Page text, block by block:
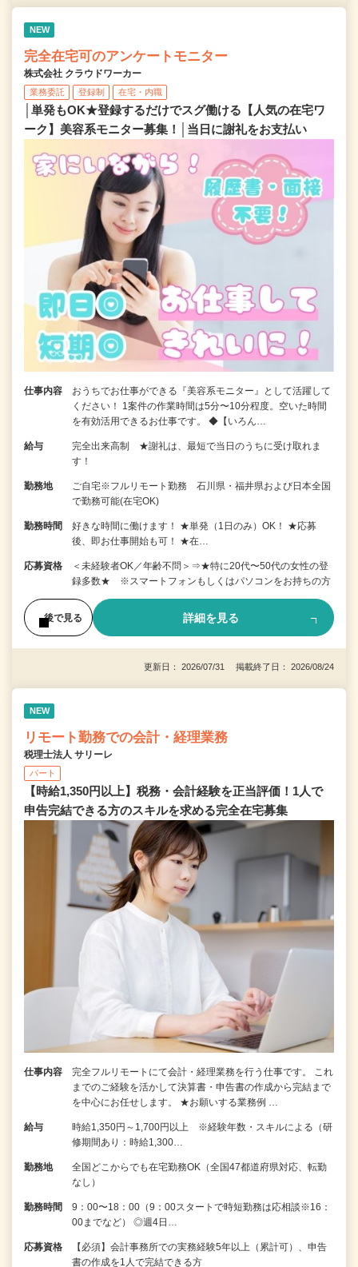
NEW
完全在宅可のアンケートモニター
株式会社 クラウドワーカー
業務委託 登録制 在宅・内職
│単発もOK★登録するだけでスグ働ける【人気の在宅ワ
ーク】美容系モニター募集！│当日に謝礼をお支払い
仕事内容
おうちでお仕事ができる『美容系モニター』として活躍して
ください！ 1案件の作業時間は5分〜10分程度。空いた時間
を有効活用できるお仕事です。 ◆【いろん…
給与
完全出来高制 ★謝礼は、最短で当日のうちに受け取れま
す！
勤務地
ご自宅※フルリモート勤務 石川県・福井県および日本全国
で勤務可能(在宅OK)
勤務時間
好きな時間に働けます！ ★単発（1日のみ）OK！ ★応募
後、即お仕事開始も可！ ★在…
応募資格
＜未経験者OK／年齢不問＞⇒★特に20代〜50代の女性の登
録多数★ ※スマートフォンもしくはパソコンをお持ちの方
後で見る 詳細を見る
更新日： 2026/07/31 掲載終了日： 2026/08/24
NEW
リモート勤務での会計・経理業務
税理士法人 サリーレ
パート
【時給1,350円以上】税務・会計経験を正当評価！1⼈で
申告完結できる⽅のスキルを求める完全在宅募集
仕事内容
完全フルリモートにて会計・経理業務を行う仕事です。 これ
までのご経験を活かして決算書・申告書の作成から完結まで
を中⼼にお任せします。 ★お願いする業務例 …
給与
時給1,350円～1,700円以上 ※経験年数・スキルによる（研
修期間あり：時給1,300…
勤務地
全国どこからでも在宅勤務OK（全国47都道府県対応、転勤
なし）
勤務時間
9：00〜18：00（9：00スタートで時短勤務は応相談※16：
00までなど） ◎週4日…
応募資格
【必須】会計事務所での実務経験5年以上（累計可）、申告
書の作成を1人で完結できる方